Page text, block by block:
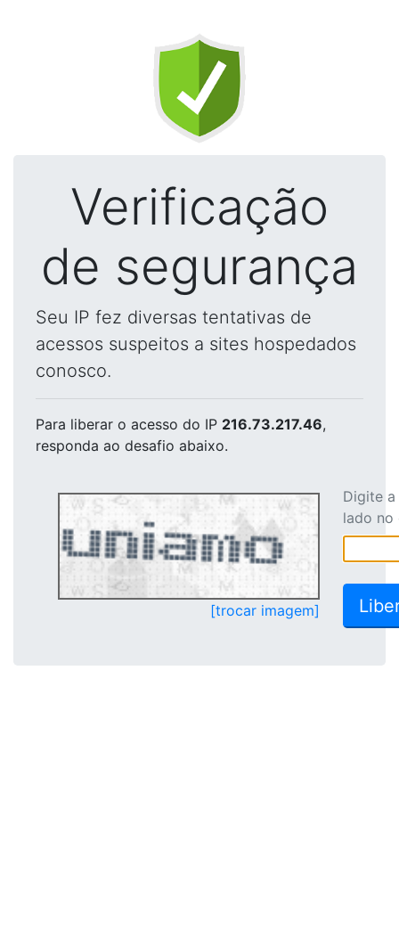
Verificação
de segurança
Seu IP fez diversas tentativas de
acessos suspeitos a sites hospedados
conosco.
Para liberar o acesso do IP 216.73.217.46,
responda ao desafio abaixo.
[trocar imagem]
Digite
lado no